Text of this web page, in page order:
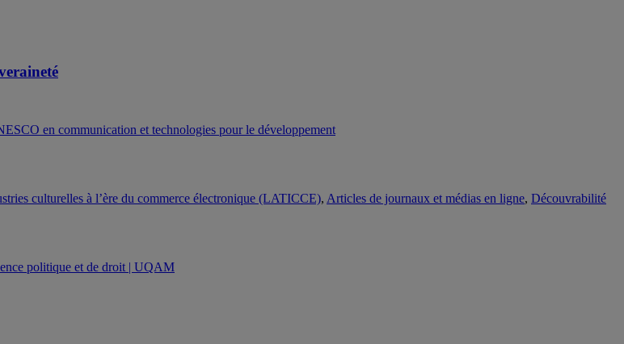
culturelles à l’ère du commerce électronique (LATICCE), Articles de journaux et médias en ligne, Découvrabilité